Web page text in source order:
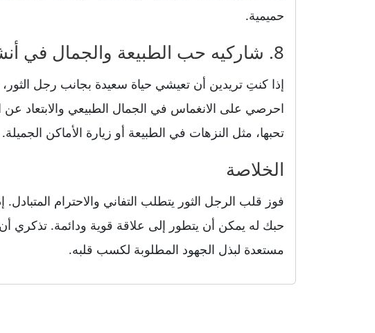
حميمية.
8. شاركيه حب الطبيعة والجمال في أنشطتكما
إذا كنتِ تريدين أن تعيشي حياة سعيدة بجانب رجل
احرصي على الانغماس في الجمال الطبيعي والابتعاد عن
تحبها، مثل النزهات في الطبيعة أو زيارة الأماكن الجميلة.
الخلاصة
فوز قلب الرجل الثور يتطلب التفاني والاحترام
حبك له يمكن أن يتطور إلى علاقة قوية ودائمة. تذكري أن
مستعدة لبذل الجهود المطلوبة لكسب قلبه.